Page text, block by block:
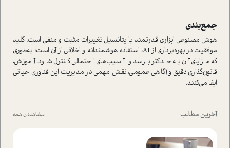
جمع‌بندی
هوش مصنوعی ابزاری قدرتمند با پتانسیل تغییرات مثبت و منفی است. کلید
موفقیت در بهره‌برداری از AI، استفاده هوشمندانه و اخلاقی از آن است؛ به‌طوری
که مزایای آن به حداکثر برسد و آسیب‌های احتمالی کنترل شود. آموزش،
قانون‌گذاری دقیق و آگاهی عمومی، نقش مهمی در مدیریت این فناوری حیاتی
ایفا می‌کنند.
آخرین مطالب مشاهده ی همه